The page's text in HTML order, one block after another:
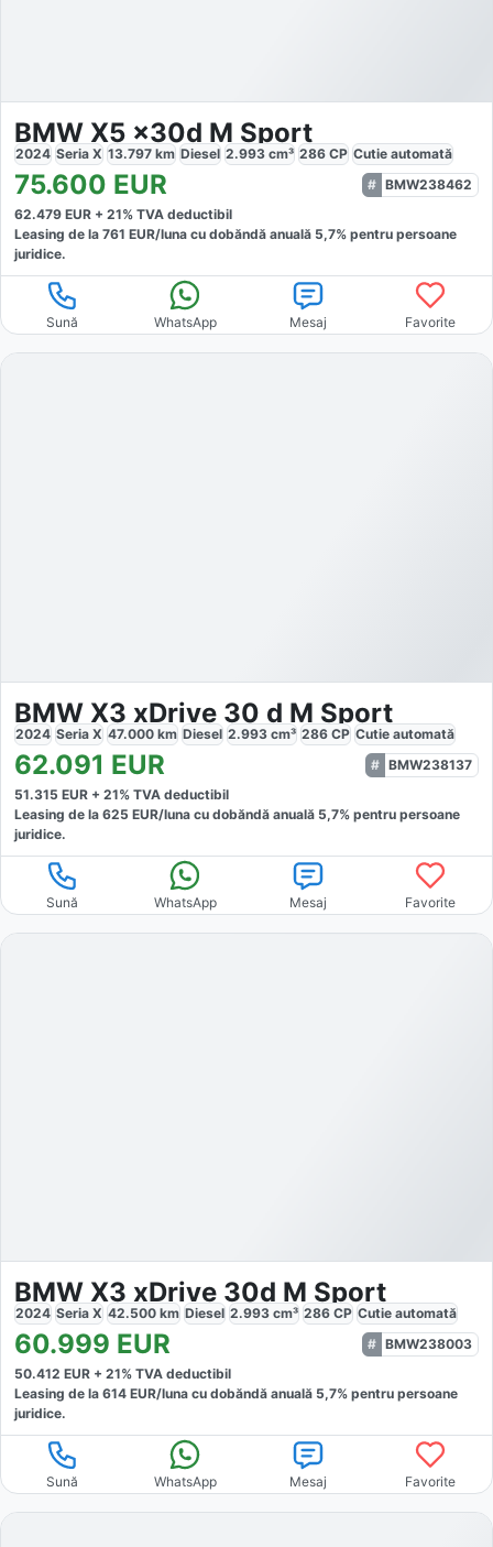
BMW X5 x30d M Sport
2024 Seria X 13.797 km Diesel 2.993 cm³ 286 CP Cutie automată
75.600 EUR
BMW238462
62.479 EUR + 21% TVA deductibil
Leasing de la 761 EUR/luna cu dobăndă anuală 5,7% pentru persoane
juridice.
Sună WhatsApp Mesaj Favorite
BMW X3 xDrive 30 d M Sport
2024 Seria X 47.000 km Diesel 2.993 cm³ 286 CP Cutie automată
62.091 EUR
BMW238137
51.315 EUR + 21% TVA deductibil
Leasing de la 625 EUR/luna cu dobăndă anuală 5,7% pentru persoane
juridice.
Sună WhatsApp Mesaj Favorite
BMW X3 xDrive 30d M Sport
2024 Seria X 42.500 km Diesel 2.993 cm³ 286 CP Cutie automată
60.999 EUR
BMW238003
50.412 EUR + 21% TVA deductibil
Leasing de la 614 EUR/luna cu dobăndă anuală 5,7% pentru persoane
juridice.
Sună WhatsApp Mesaj Favorite